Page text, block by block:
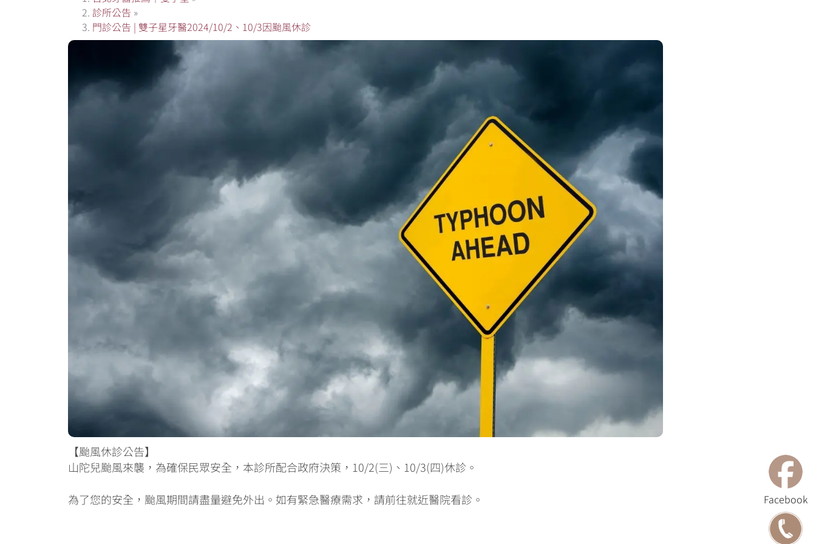
診所公告 »
門診公告 | 雙子星牙醫2024/10/2、10/3因颱風休診
【颱風休診公告】
山陀兒颱風來襲，為確保民眾安全，本診所配合政府決策，10/2(三)、10/3(四)休診。
為了您的安全，颱風期間請盡量避免外出。如有緊急醫療需求，請前往就近醫院看診。 Facebook